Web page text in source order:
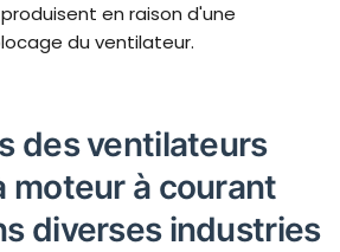
en raison d'une
du ventilateur.
des ventilateurs
moteur à courant
diverses industries